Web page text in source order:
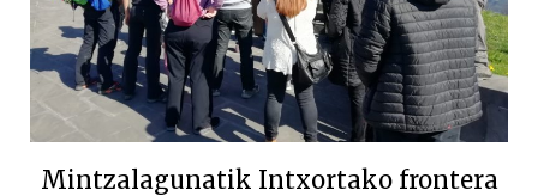
Mintzalagunatik Intxortako frontera